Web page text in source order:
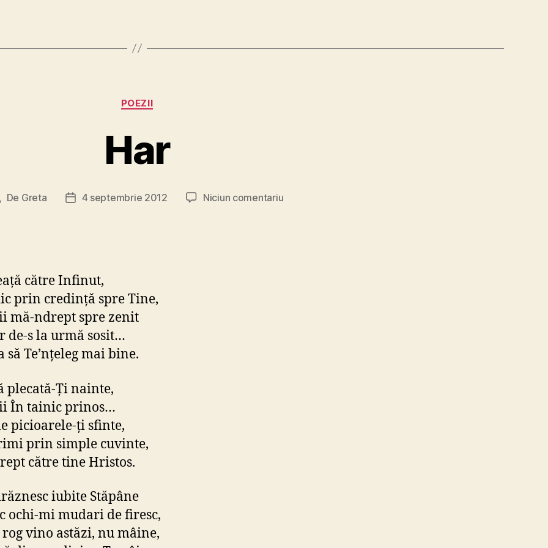
Categorii
POEZII
Har
De Greta
Dată4 septembrie 2012 Niciun comentariula
către Infinut,
prin credinţă spre Tine,
mă-ndrept spre zenit
de-s la urmă sosit…
să Te’nţeleg mai bine.
plecată-Ţi nainte,
În tainic prinos…
picioarele-ţi sfinte,
prin simple cuvinte,
către tine Hristos.
iubite Stăpâne
ochi-mi mudari de firesc,
rog vino astăzi, nu mâine,